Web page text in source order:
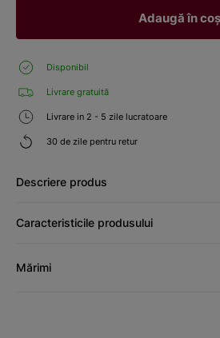
Adaugă în coș
Disponibil
Livrare gratuită
Livrare in 2 - 5 zile lucratoare
30 de zile pentru retur
Descriere produs
Caracteristicile produsului
Mărimi